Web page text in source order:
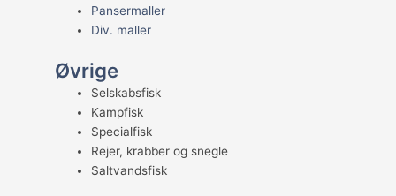
Pansermaller
Div. maller
Øvrige
Selskabsfisk
Kampfisk
Specialfisk
Rejer, krabber og snegle
Saltvandsfisk